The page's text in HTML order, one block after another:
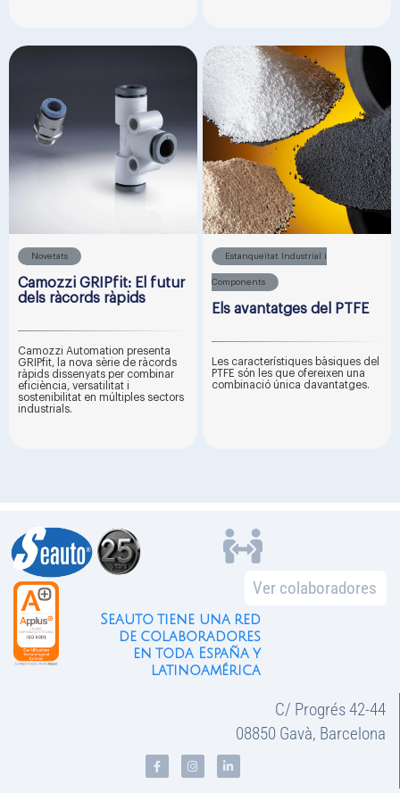
Novetats
Camozzi GRIPfit: El futur
dels ràcords ràpids
Camozzi Automation presenta
GRIPfit, la nova sèrie de ràcords
ràpids dissenyats per combinar
eficiència, versatilitat i
sostenibilitat en múltiples sectors
industrials.
Estanqueïtat Industrial i
Components
Els avantatges del PTFE
Les característiques bàsiques del
PTFE són les que ofereixen una
combinació única davantatges.
Ver colaboradores
Seauto tiene una red
de colaboradores
en toda España y
latinoamérica
C/ Progrés 42-44
08850 Gavà, Barcelona